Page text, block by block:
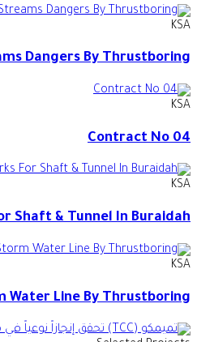
KSA
Dangers By Thrustboring
KSA
Contract No 04
KSA
Shaft & Tunnel In Buraidah
KSA
Water Line By Thrustboring